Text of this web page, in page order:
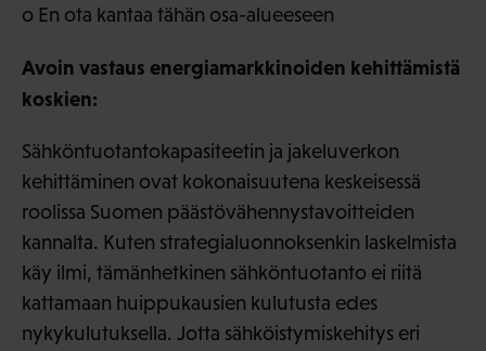
o En ota kantaa tähän osa-alueeseen
Avoin vastaus energiamarkkinoiden kehittämistä
koskien:
Sähköntuotantokapasiteetin ja jakeluverkon
kehittäminen ovat kokonaisuutena keskeisessä
roolissa Suomen päästövähennystavoitteiden
kannalta. Kuten strategialuonnoksenkin laskelmista
käy ilmi, tämänhetkinen sähköntuotanto ei riitä
kattamaan huippukausien kulutusta edes
nykykulutuksella. Jotta sähköistymiskehitys eri